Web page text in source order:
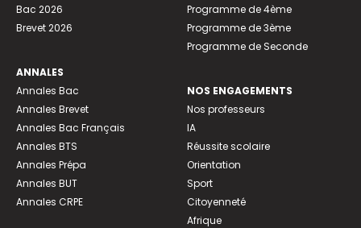
Bac 2026
Brevet 2026
ANNALES
Annales Bac
Annales Brevet
Annales Bac Français
Annales BTS
Annales Prépa
Annales BUT
Annales CRPE
Programme de 4ème
Programme de 3ème
Programme de Seconde
NOS ENGAGEMENTS
Nos professeurs
IA
Réussite scolaire
Orientation
Sport
Citoyenneté
Afrique